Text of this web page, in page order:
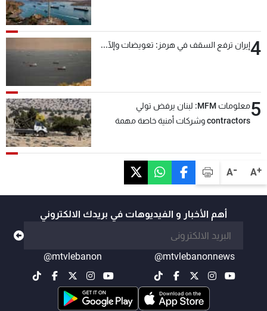
A+
A-
4إيران ترفع السقف في هرمز: تعويضات وإلّا...
5
معلومات MFM: لبنان يرفض تولي
contractors وشركات أمنية خاصة مهمة
أهم الأخبار و الفيديوهات في بريدك الالكتروني
@mtvlebanonnews
@mtvlebanon